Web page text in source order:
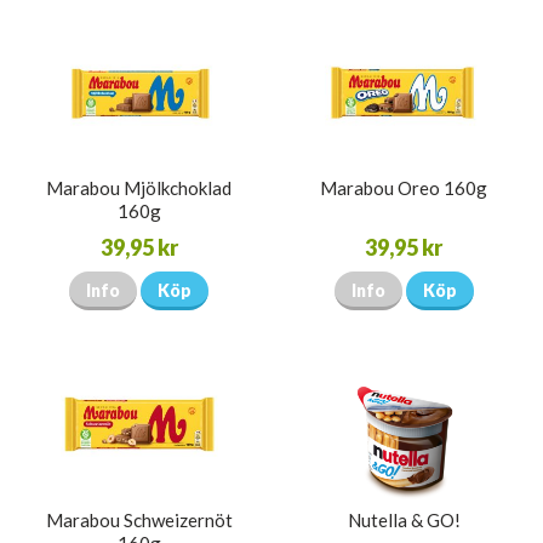
Marabou Mjölkchoklad
160g
39,95 kr
Info Köp
Marabou Oreo 160g
39,95 kr
Info Köp
Marabou Schweizernöt
Nutella & GO!